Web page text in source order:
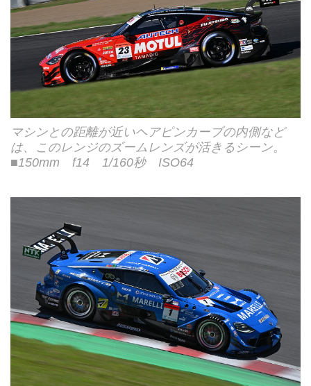
マシンとの距離が近いヘアピンカーブの内側など
は、このレンジのズームレンズが活きるシーン。
■150mm f14 1/160秒 ISO64